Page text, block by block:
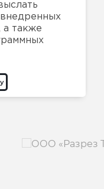
а также